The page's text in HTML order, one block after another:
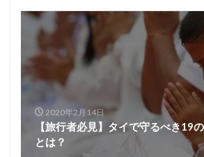
2020年2月14日
【旅行者必見】タイで守るべき19
とは？